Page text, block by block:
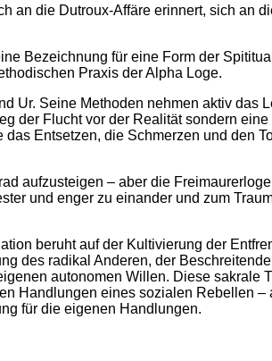
an die Dutroux-Affäre erinnert, sich an
Bezeichnung für eine Form der
Praxis der Alpha Loge.
Ur. Seine Methoden nehmen aktiv das
der Flucht vor der Realität sondern
Entsetzen, die Schmerzen und den
aufzusteigen – aber die
und enger zu einander und zum
beruht auf der Kultivierung der
des radikal Anderen, der
autonomen Willen. Diese sakrale
Handlungen eines sozialen Rebellen –
für die eigenen Handlungen.